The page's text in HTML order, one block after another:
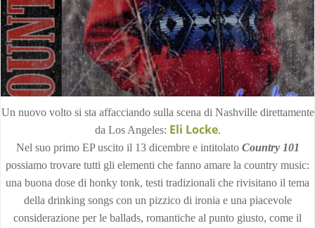
Un nuovo volto si sta affacciando sulla scena di Nashville direttamente
da Los Angeles: Eli Locke.
Nel suo primo EP uscito il 13 dicembre e intitolato Country 101
possiamo trovare tutti gli elementi che fanno amare la country music:
una buona dose di honky tonk, testi tradizionali che rivisitano il tema
della drinking songs con un pizzico di ironia e una piacevole
considerazione per le ballads, romantiche al punto giusto, come il